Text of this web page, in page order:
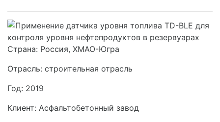
Страна: Россия, ХМАО-Югра
Отрасль: строительная отрасль
Год: 2019
Клиент: Асфальтобетонный завод